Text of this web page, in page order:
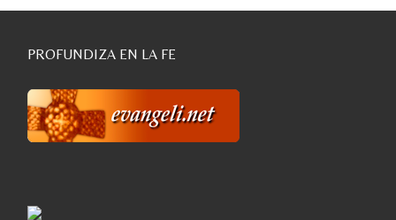
PROFUNDIZA EN LA FE